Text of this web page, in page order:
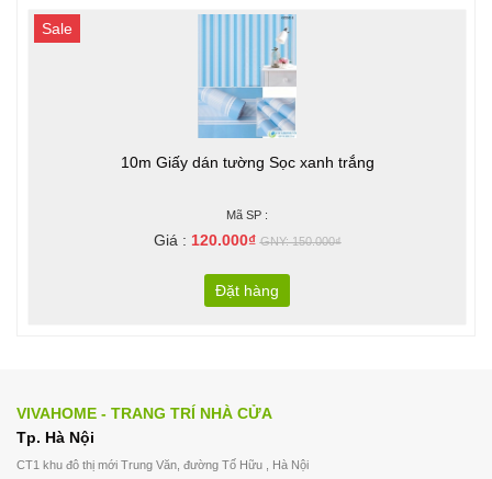
Sale
10m Giấy dán tường Sọc xanh trắng
Mã SP :
Giá : 120.000₫GNY: 150.000₫
Đặt hàng
VIVAHOME - TRANG TRÍ NHÀ CỬA
Tp. Hà Nội
CT1 khu đô thị mới Trung Văn, đường Tố Hữu , Hà Nội